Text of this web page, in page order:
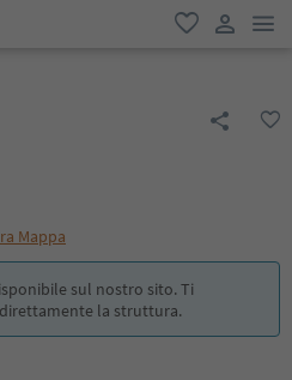
favoriti
Mappa
sul nostro sito. Ti
la struttura.